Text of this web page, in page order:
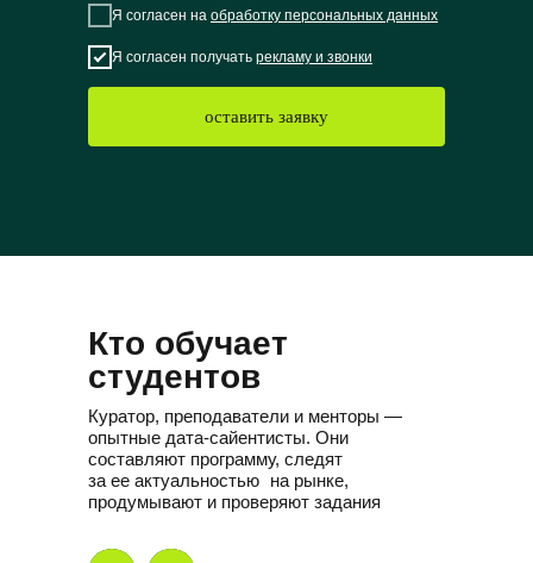
Я согласен на обработку персональных данных
Я согласен получать рекламу и звонки
оставить заявку
Кто обучает
студентов
Куратор, преподаватели и менторы —
опытные дата-сайентисты. Они
составляют программу, следят
за ее актуальностью на рынке,
продумывают и проверяют задания